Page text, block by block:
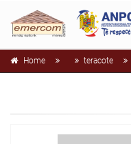
Home teracote